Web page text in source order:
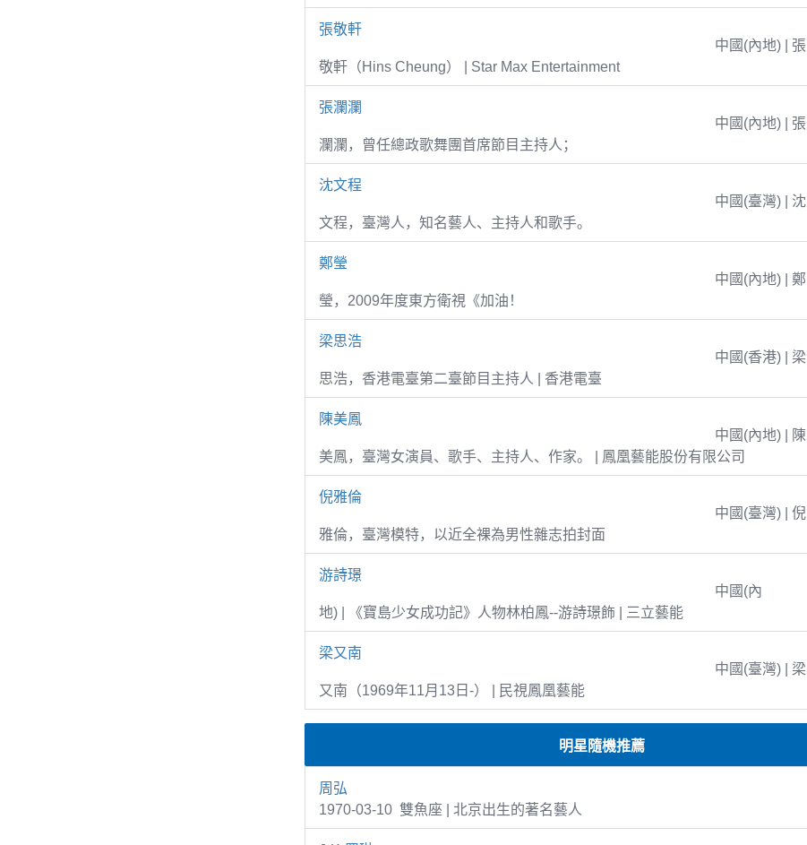
張敬軒
中國(內地) | 張
敬軒（Hins Cheung） | Star Max Entertainment
張瀾瀾
中國(內地) | 張
瀾瀾，曾任總政歌舞團首席節目主持人；
沈文程
中國(臺灣) | 沈
文程，臺灣人，知名藝人、主持人和歌手。
鄭瑩
中國(內地) | 鄭
瑩，2009年度東方衛視《加油！
梁思浩
中國(香港) | 梁
思浩，香港電臺第二臺節目主持人 | 香港電臺
陳美鳳
中國(內地) | 陳
美鳳，臺灣女演員、歌手、主持人、作家。 | 鳳凰藝能股份有限公司
倪雅倫
中國(臺灣) | 倪
雅倫，臺灣模特，以近全裸為男性雜志拍封面
游詩璟
中國(內
地) | 《寶島少女成功記》人物林柏鳳--游詩璟飾 | 三立藝能
梁又南
中國(臺灣) | 梁
又南（1969年11月13日-） | 民視鳳凰藝能
明星隨機推薦
周弘
1970-03-10 雙魚座 | 北京出生的著名藝人